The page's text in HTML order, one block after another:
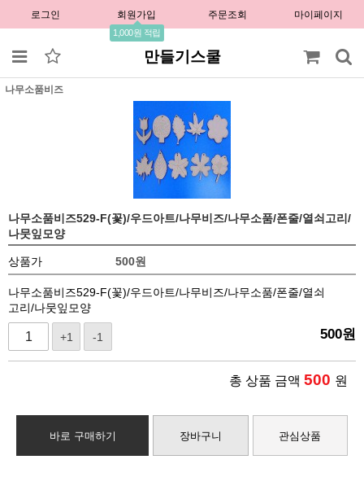
로그인 회원가입
1,000원 적립
주문조회 마이페이지
만들기스쿨
나무소품비즈
나무소품비즈529-F(꽃)/우드아트/나무비즈/나무소품/폰줄/열쇠고리/
나뭇잎모양
상품가 500원
나무소품비즈529-F(꽃)/우드아트/나무비즈/나무소품/폰줄/열쇠
고리/나뭇잎모양
+1 -1 500원
총 상품 금액 500 원
바로 구매하기 장바구니 관심상품